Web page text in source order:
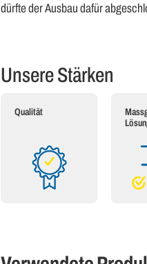
dürfte der Ausbau dafür
Unsere Stärken
Qualität